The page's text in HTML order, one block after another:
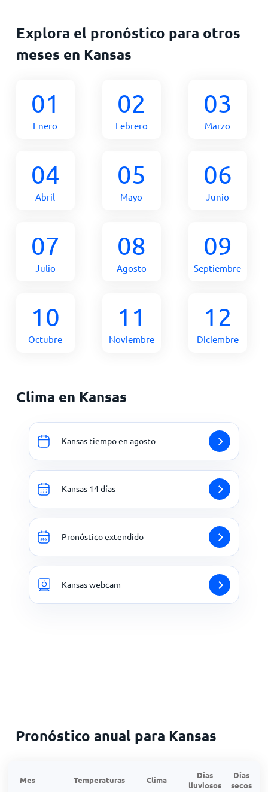
Explora el pronóstico para otros
meses en Kansas
01
Enero
02
Febrero
03
Marzo
04
Abril
05
Mayo
06
Junio
07
Julio
08
Agosto
09
Septiembre
10
Octubre
11
Noviembre
12
Diciembre
Clima en Kansas
Kansas tiempo en agosto
Kansas 14 días
Pronóstico extendido
Kansas webcam
Pronóstico anual para Kansas
Mes Temperaturas Clima
Días
lluviosos
Días
secos